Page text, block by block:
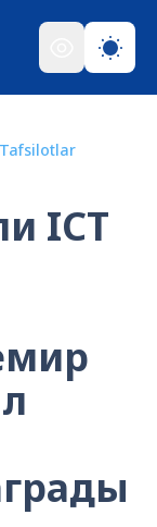
Tafsilotlar
ICT